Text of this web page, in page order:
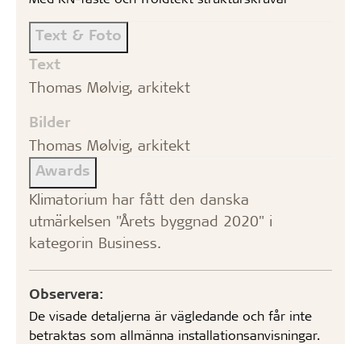
Text & Foto
Text
Thomas Mølvig, arkitekt
Bilder
Thomas Mølvig, arkitekt
Awards
Klimatorium har fått den danska
utmärkelsen "Årets byggnad 2020" i
kategorin Business.
Observera:
De visade detaljerna är vägledande och får inte
betraktas som allmänna installationsanvisningar.